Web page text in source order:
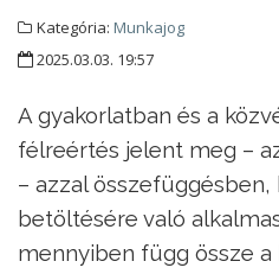
Kategória: Munkajog
2025.03.03. 19:57
A gyakorlatban és a
félreértés jelent meg –
– azzal
betöltésére való
mennyiben függ össze a